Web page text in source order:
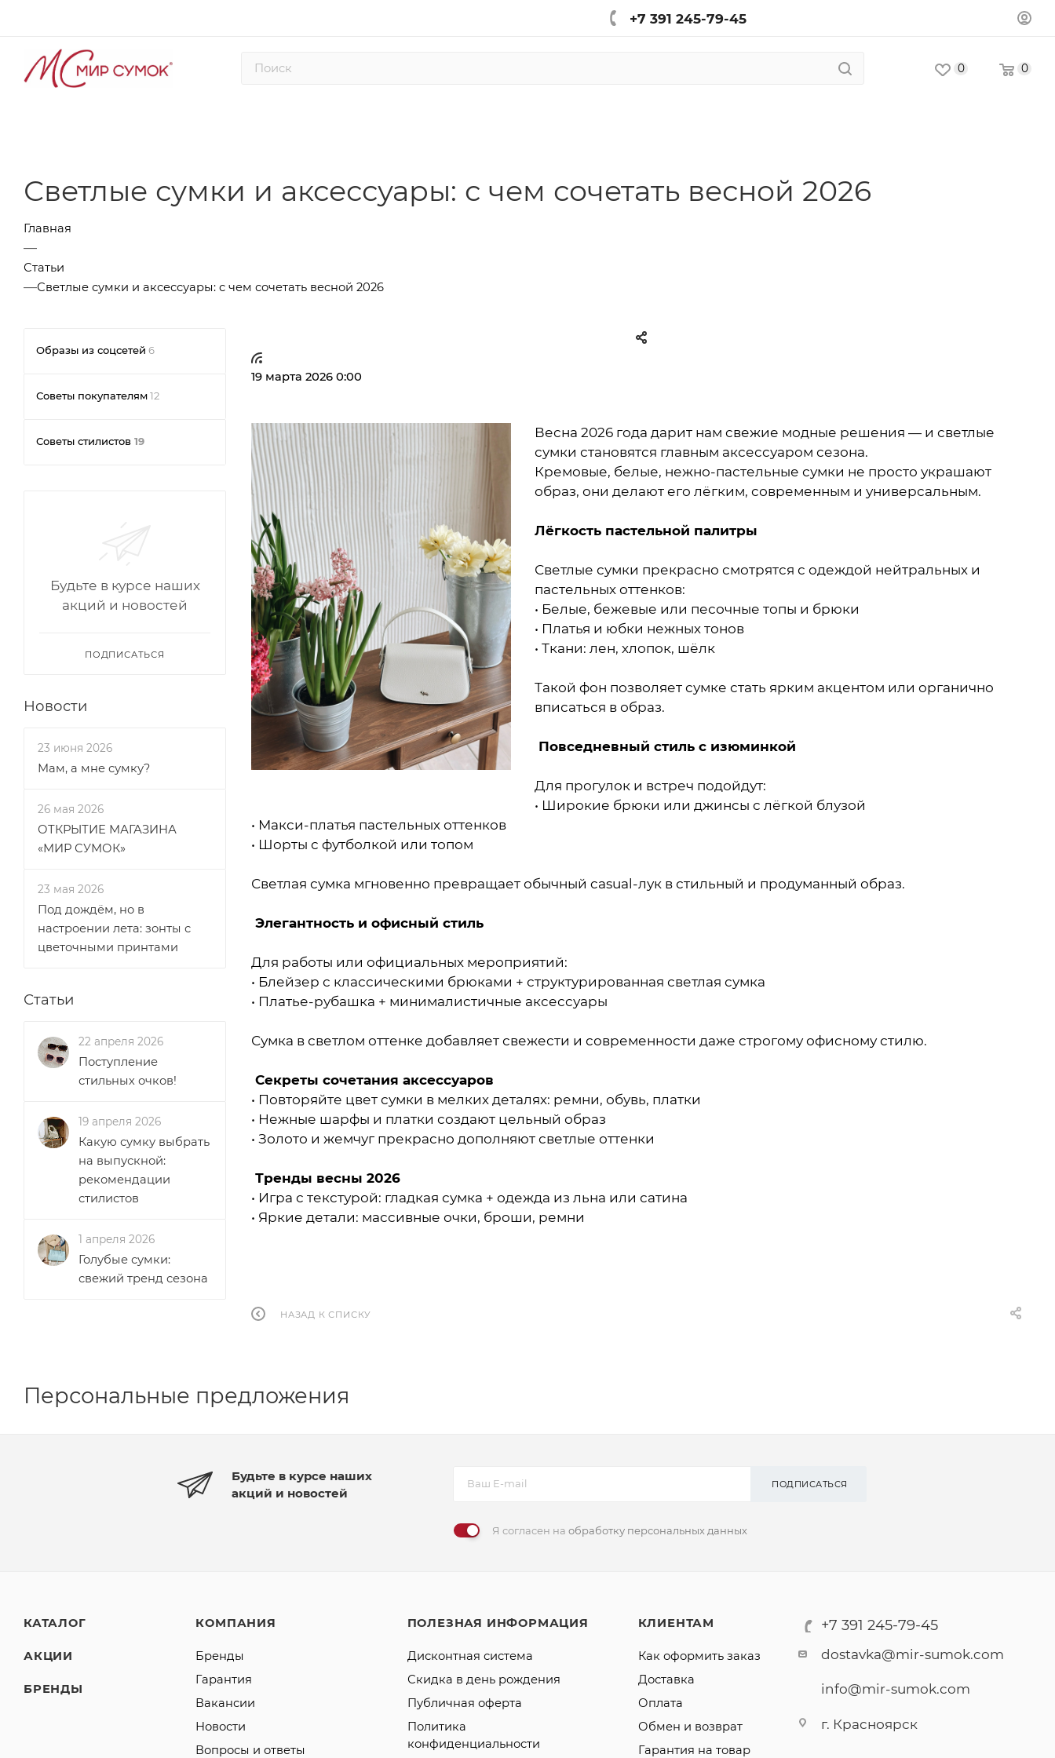
+7 391 245-79-45
0 0
Светлые сумки и аксессуары: с чем сочетать весной 2026
Главная
—
Статьи
—Светлые сумки и аксессуары: с чем сочетать весной 2026
19 марта 2026 0:00
Весна 2026 года дарит нам свежие модные решения — и светлые
сумки становятся главным аксессуаром сезона.
Кремовые, белые, нежно-пастельные сумки не просто украшают
образ, они делают его лёгким, современным и универсальным.
Лёгкость пастельной палитры
Светлые сумки прекрасно смотрятся с одеждой нейтральных и
пастельных оттенков:
• Белые, бежевые или песочные топы и брюки
• Платья и юбки нежных тонов
• Ткани: лен, хлопок, шёлк
Такой фон позволяет сумке стать ярким акцентом или органично
вписаться в образ.
Повседневный стиль с изюминкой
Для прогулок и встреч подойдут:
• Широкие брюки или джинсы с лёгкой блузой
• Макси-платья пастельных оттенков
• Шорты с футболкой или топом
Светлая сумка мгновенно превращает обычный casual-лук в стильный и продуманный образ.
Элегантность и офисный стиль
Для работы или официальных мероприятий:
• Блейзер с классическими брюками + структурированная светлая сумка
• Платье-рубашка + минималистичные аксессуары
Сумка в светлом оттенке добавляет свежести и современности даже строгому офисному стилю.
Секреты сочетания аксессуаров
• Повторяйте цвет сумки в мелких деталях: ремни, обувь, платки
• Нежные шарфы и платки создают цельный образ
• Золото и жемчуг прекрасно дополняют светлые оттенки
Тренды весны 2026
• Игра с текстурой: гладкая сумка + одежда из льна или сатина
• Яркие детали: массивные очки, броши, ремни
НАЗАД К СПИСКУ
Образы из соцсетей 6
Советы покупателям12
Советы стилистов 19
Будьте в курсе наших
акций и новостей
ПОДПИСАТЬСЯ
Новости
23 июня 2026
Мам, а мне сумку?
26 мая 2026
ОТКРЫТИЕ МАГАЗИНА
«МИР СУМОК»
23 мая 2026
Под дождём, но в
настроении лета: зонты с
цветочными принтами
Статьи
22 апреля 2026
Поступление
стильных очков!
19 апреля 2026
Какую сумку выбрать
на выпускной:
рекомендации
стилистов
1 апреля 2026
Голубые сумки:
свежий тренд сезона
Персональные предложения
Будьте в курсе наших
акций и новостей
ПОДПИСАТЬСЯ
Я согласен на обработку персональных данных
КАТАЛОГ
АКЦИИ
БРЕНДЫ
КОМПАНИЯ
Бренды
Гарантия
Вакансии
Новости
Вопросы и ответы
ПОЛЕЗНАЯ ИНФОРМАЦИЯ
Дисконтная система
Скидка в день рождения
Публичная оферта
Политика
конфиденциальности
КЛИЕНТАМ
Как оформить заказ
Доставка
Оплата
Обмен и возврат
Гарантия на товар
+7 391 245-79-45
dostavka@mir-sumok.com
info@mir-sumok.com
г. Красноярск